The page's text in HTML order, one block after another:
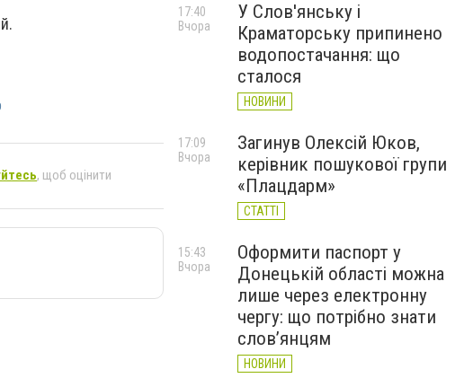
, щоб оцінити
У Слов'янську і
Краматорську припинено
водопостачання: що
сталося
НОВИНИ
17:40
Вчора
Загинув Олексій Юков,
керівник пошукової групи
«Плацдарм»
СТАТТІ
17:09
Вчора
Оформити паспорт у
Донецькій області можна
лише через електронну
чергу: що потрібно знати
слов’янцям
НОВИНИ
15:43
Вчора